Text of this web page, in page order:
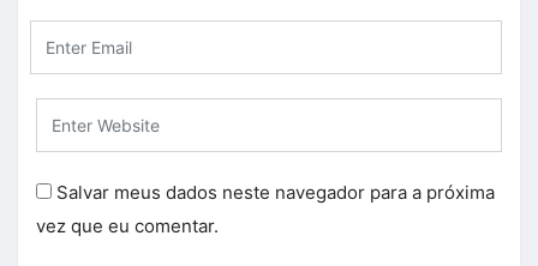
Salvar meus dados neste navegador para a próxima
vez que eu comentar.